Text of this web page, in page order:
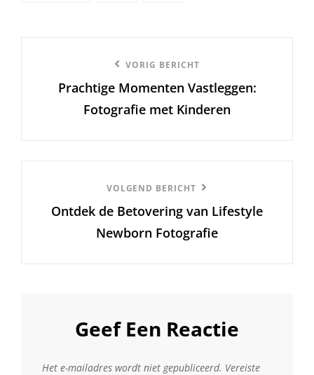
bericht
VORIG BERICHT
Prachtige Momenten Vastleggen:
Fotografie met Kinderen
Bericht
VOLGEND BERICHT
Ontdek de Betovering van Lifestyle
Newborn Fotografie
Geef Een Reactie
Het e-mailadres wordt niet gepubliceerd. Vereiste